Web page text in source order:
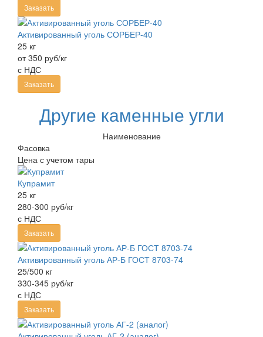
Заказать
Активированный уголь СОРБЕР-40
25 кг
от 350 руб/кг
с НДС
Заказать
Другие каменные угли
Наименование
Фасовка
Цена с учетом тары
Купрамит
25 кг
280-300 руб/кг
с НДС
Заказать
Активированный уголь АР-Б ГОСТ 8703-74
25/500 кг
330-345 руб/кг
с НДС
Заказать